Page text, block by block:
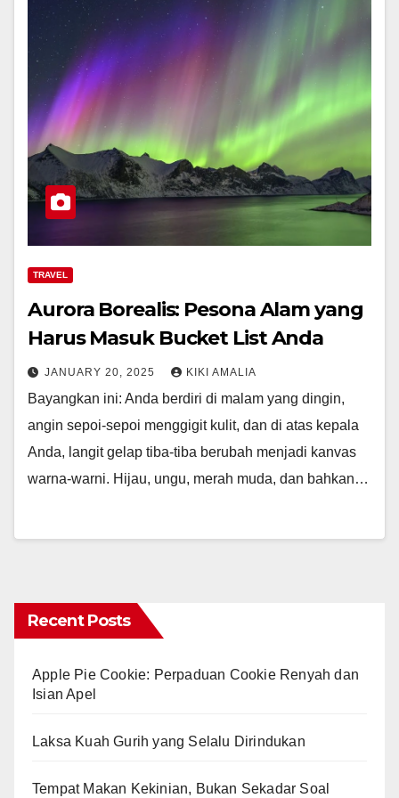
TRAVEL
Aurora Borealis: Pesona Alam yang
Harus Masuk Bucket List Anda
JANUARY 20, 2025 KIKI AMALIA
Bayangkan ini: Anda berdiri di malam yang dingin,
angin sepoi-sepoi menggigit kulit, dan di atas kepala
Anda, langit gelap tiba-tiba berubah menjadi kanvas
warna-warni. Hijau, ungu, merah muda, dan bahkan…
Recent Posts
Apple Pie Cookie: Perpaduan Cookie Renyah dan
Isian Apel
Laksa Kuah Gurih yang Selalu Dirindukan
Tempat Makan Kekinian, Bukan Sekadar Soal